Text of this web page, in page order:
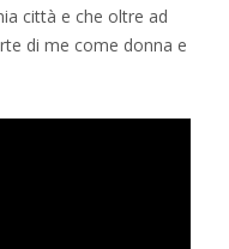
città e che oltre ad
di me come donna e